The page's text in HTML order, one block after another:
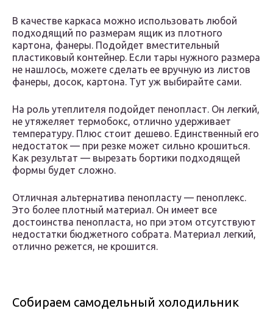
В качестве каркаса можно использовать любой
подходящий по размерам ящик из плотного
картона, фанеры. Подойдет вместительный
пластиковый контейнер. Если тары нужного размера
не нашлось, можете сделать ее вручную из листов
фанеры, досок, картона. Тут уж выбирайте сами.
На роль утеплителя подойдет пенопласт. Он легкий,
не утяжеляет термобокс, отлично удерживает
температуру. Плюс стоит дешево. Единственный его
недостаток — при резке может сильно крошиться.
Как результат — вырезать бортики подходящей
формы будет сложно.
Отличная альтернатива пенопласту — пеноплекс.
Это более плотный материал. Он имеет все
достоинства пенопласта, но при этом отсутствуют
недостатки бюджетного собрата. Материал легкий,
отлично режется, не крошится.
Собираем самодельный холодильник